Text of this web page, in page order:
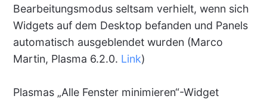
Bearbeitungsmodus seltsam verhielt, wenn sich
Widgets auf dem Desktop befanden und Panels
automatisch ausgeblendet wurden (Marco
Martin, Plasma 6.2.0. Link)
Plasmas „Alle Fenster minimieren“-Widget